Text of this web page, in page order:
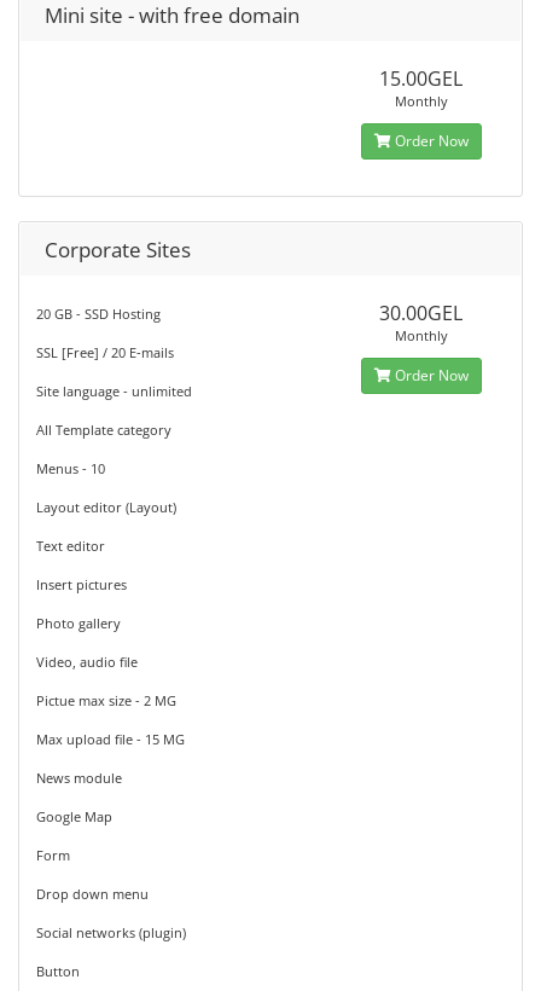
Mini site - with free domain
15.00GEL
Monthly
Order Now
Corporate Sites
20 GB - SSD Hosting
SSL [Free] / 20 E-mails
Site language - unlimited
All Template category
Menus - 10
Layout editor (Layout)
Text editor
Insert pictures
Photo gallery
Video, audio file
Pictue max size - 2 MG
Max upload file - 15 MG
News module
Google Map
Form
Drop down menu
Social networks (plugin)
Button
30.00GEL
Monthly
Order Now